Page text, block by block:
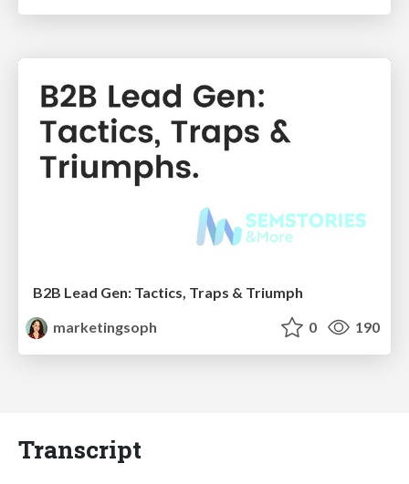
B2B Lead Gen: Tactics, Traps & Triumph
marketingsoph
0 190
Transcript